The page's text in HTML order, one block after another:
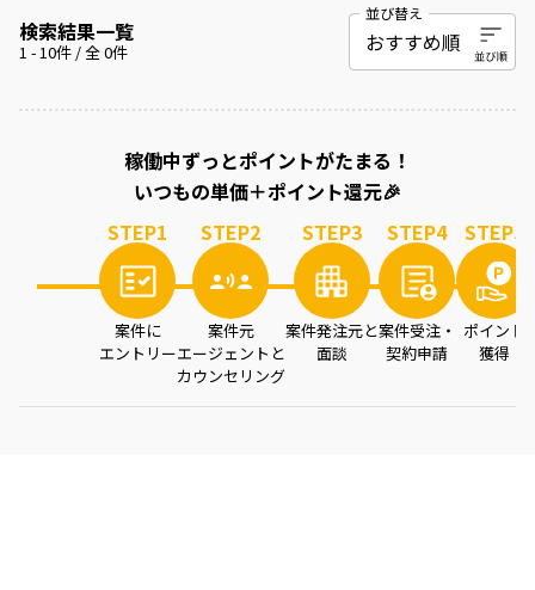
検索結果一覧
1 -10件 / 全0件
並び替え
稼働中ずっとポイントがたまる！
いつもの単価＋ポイント還元🎉
STEP1
案件に
エントリー
STEP2
案件元
エージェントと
カウンセリング
STEP3
案件発注元と
面談
STEP4
案件受注・
契約申請
STEP5
ポイント
獲得